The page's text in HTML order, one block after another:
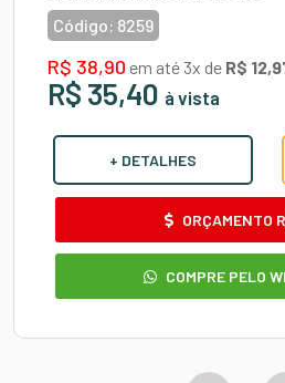
Código: 8259
R$ 38,90 em até 3x de R$
R$ 35,40 à vista
+ DETALHES
ORÇAMENTO
COMPRE PELO